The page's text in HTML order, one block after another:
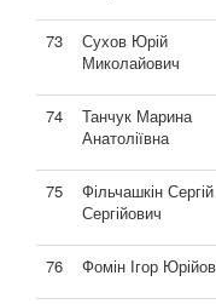
73
Сухов Юрій
Миколайович
74
Танчук Марина
Анатоліївна
75
Фільчашкін Сергій
Сергійович
76 Фомін Ігор